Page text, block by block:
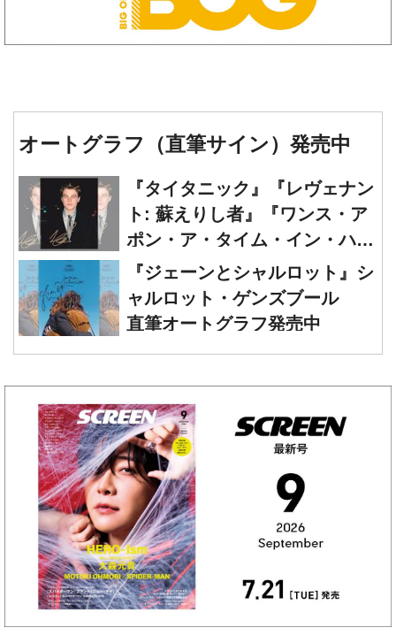
『タイタニック』『レヴェナン
ポン・ア・タイム・イン・ハリ
ウッド』レオナルド・ディカプ
リオ 直筆オートグラフ発売中
『ジェーンとシャルロット』シ
直筆オートグラフ発売中